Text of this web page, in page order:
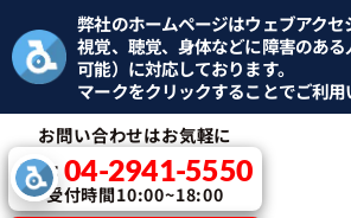
弊社のホームページはウェブアク
視覚、聴覚、身体などに障害のあ
可能）に対応しております。
マークをクリックすることでご利用
お問い合わせはお気軽に
TEL：04-2941-5550
受付時間10:00~18:00